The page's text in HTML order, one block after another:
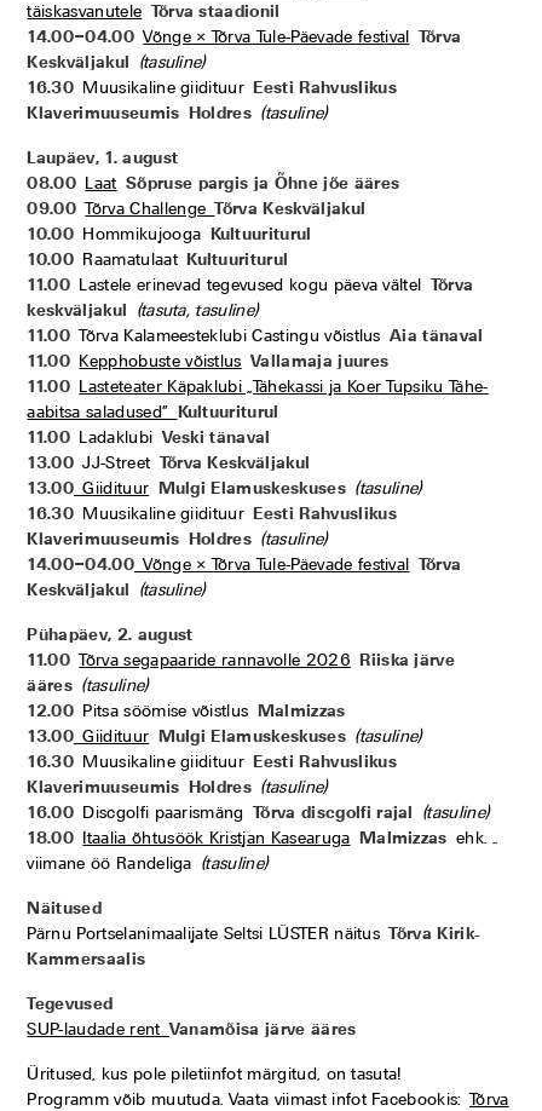
täiskasvanutele Tõrva staadionil
14.00–04.00 Võnge × Tõrva Tule-Päevade festival Tõrva
Keskväljakul
(tasuline)
16.30 Muusikaline giidituurEesti Rahvuslikus
Klaverimuuseumis Holdres (tasuline)
Laupäev, 1. august
08.00 Laat Sõpruse pargis ja Õhne jõe ääres
09.00 Tõrva ChallengeTõrva Keskväljakul
10.00 Hommikujooga Kultuuriturul
10.00 RaamatulaatKultuuriturul
11.00 Lastele erinevad tegevused kogu päeva vältel Tõrva
keskväljakul
(tasuta, tasuline)
11.00Tõrva Kalameesteklubi Castingu võistlusAia tänaval
11.00 Kepphobuste võistlus Vallamaja juures
11.00 Lasteteater Käpaklubi „Tähekassi ja Koer Tupsiku Tähe-
aabitsa saladused” Kultuuriturul
11.00 LadaklubiVeski tänaval
13.00 JJ-StreetTõrva Keskväljakul
13.00 Giidituur Mulgi Elamuskeskuses (tasuline)
16.30 Muusikaline giidituurEesti Rahvuslikus
Klaverimuuseumis Holdres (tasuline)
14.00–04.00Võnge × Tõrva Tule-Päevade festival Tõrva
Keskväljakul
(tasuline)
Pühapäev, 2. august
11.00 Tõrva segapaaride rannavolle 2026 Riiska järve
ääres (tasuline)
12.00 Pitsa söömise võistlus Malmizzas
13.00 Giidituur Mulgi Elamuskeskuses (tasuline)
16.30 Muusikaline giidituurEesti Rahvuslikus
Klaverimuuseumis Holdres (tasuline)
16.00 Discgolfi paarismängTõrva discgolfi rajal (tasuline)
18.00 Itaalia õhtusöök Kristjan Kasearuga Malmizzas ehk. ..
viimane öö Randeliga (tasuline)
Näitused
Pärnu Portselanimaalijate Seltsi LÜSTER näitusTõrva Kirik-
Kammersaalis
Tegevused
SUP-laudade rentVanamõisa järve ääres
Üritused, kus pole piletiinfot märgitud, on tasuta!
Programm võib muutuda. Vaata viimast infot Facebookis:Tõrva